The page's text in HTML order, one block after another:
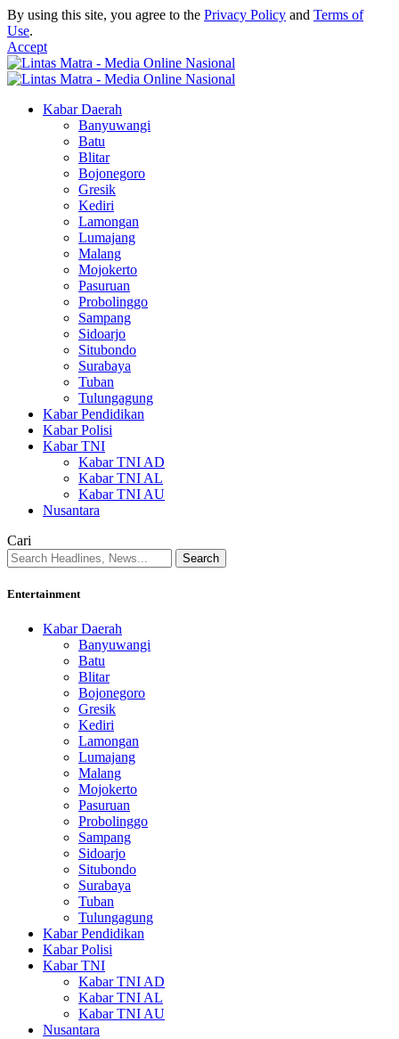
By using this site, you agree to the Privacy Policy and Terms of
Use.
Accept
Kabar Daerah
Banyuwangi
Batu
Blitar
Bojonegoro
Gresik
Kediri
Lamongan
Lumajang
Malang
Mojokerto
Pasuruan
Probolinggo
Sampang
Sidoarjo
Situbondo
Surabaya
Tuban
Tulungagung
Kabar Pendidikan
Kabar Polisi
Kabar TNI
Kabar TNI AD
Kabar TNI AL
Kabar TNI AU
Nusantara
Cari
Entertainment
Kabar Daerah
Banyuwangi
Batu
Blitar
Bojonegoro
Gresik
Kediri
Lamongan
Lumajang
Malang
Mojokerto
Pasuruan
Probolinggo
Sampang
Sidoarjo
Situbondo
Surabaya
Tuban
Tulungagung
Kabar Pendidikan
Kabar Polisi
Kabar TNI
Kabar TNI AD
Kabar TNI AL
Kabar TNI AU
Nusantara